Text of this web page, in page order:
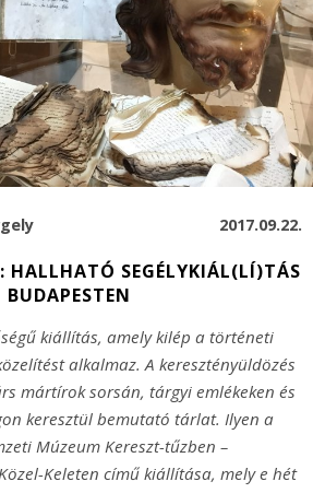
2017.09.22.
HALLHATÓ SEGÉLYKIÁL(LÍ)TÁS
BUDAPESTEN
kiállítás, amely kilép a történeti
alkalmaz. A keresztényüldözés
mártírok sorsán, tárgyi emlékeken és
keresztül bemutató tárlat. Ilyen a
Múzeum Kereszt-tűzben –
Keleten című kiállítása, mely e hét